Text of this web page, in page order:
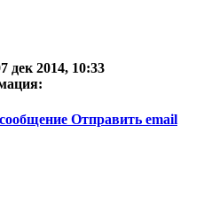
дек 2014, 10:33
Отправить email